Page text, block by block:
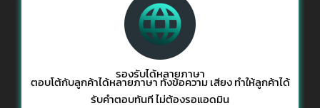
รองรับได้หลายภาษา
ตอบโต้กับลูกค้าได้หลายภาษา ทั้งข้อความ เสียง ทำให้ลูกค้าได้
รับคำตอบทันที ไม่ต้องรอแอดมิน